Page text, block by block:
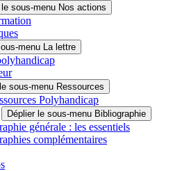
le sous-menu Nos actions
menu La lettre
sous-menu Ressources
Polyhandicap
Déplier le sous-menu Bibliographie
générale : les essentiels
complémentaires